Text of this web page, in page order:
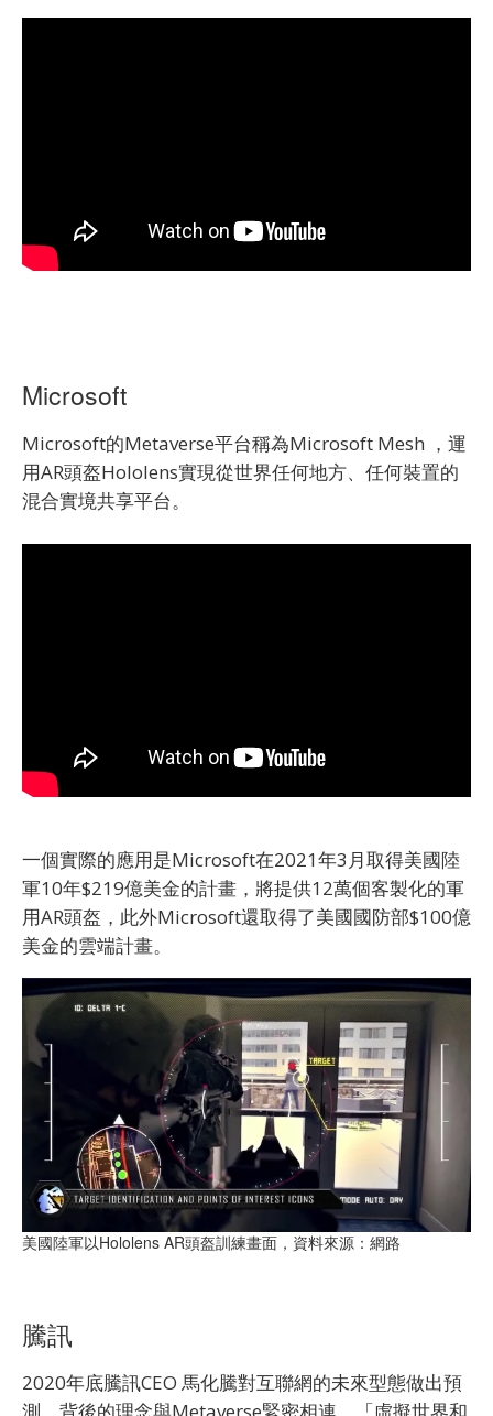
Microsoft
Microsoft的Metaverse平台稱為Microsoft Mesh ，運
用AR頭盔Hololens實現從世界任何地方、任何裝置的
混合實境共享平台。
一個實際的應用是Microsoft在2021年3月取得美國陸
軍10年$219億美金的計畫，將提供12萬個客製化的軍
用AR頭盔，此外Microsoft還取得了美國國防部$100億
美金的雲端計畫。
美國陸軍以Hololens AR頭盔訓練畫面，資料來源：網路
騰訊
2020年底騰訊CEO 馬化騰對互聯網的未來型態做出預